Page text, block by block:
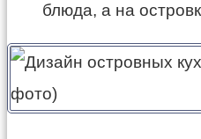
блюда, а на